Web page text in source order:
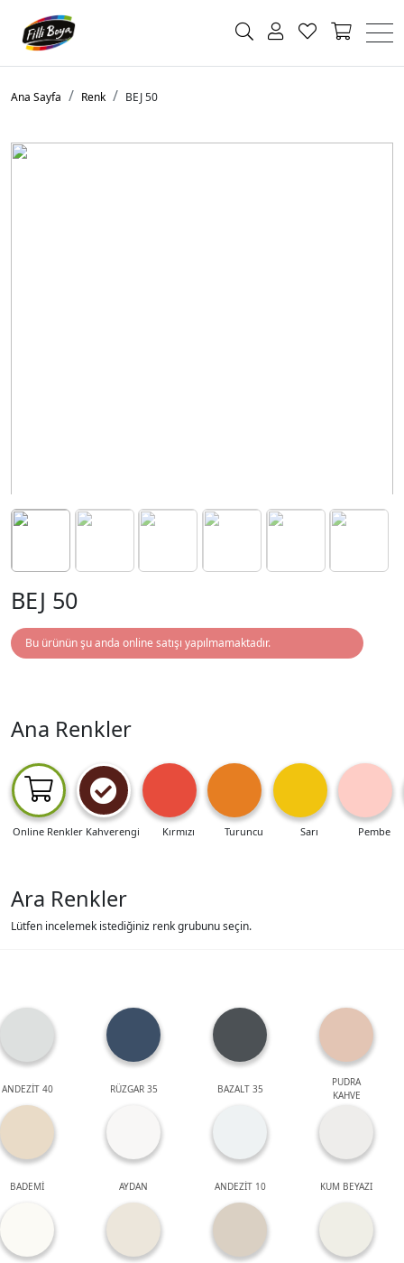
Ana Sayfa Renk BEJ 50
BEJ 50
Bu ürünün şu anda online satışı yapılmamaktadır.
Ana Renkler
Online Renkler Kahverengi Kırmızı Turuncu Sarı Pembe
Ara Renkler
Lütfen incelemek istediğiniz renk grubunu seçin.
ANDEZİT 40 RÜZGAR 35 BAZALT 35
PUDRA
KAHVE
BADEMİ AYDAN ANDEZİT 10 KUM BEYAZI